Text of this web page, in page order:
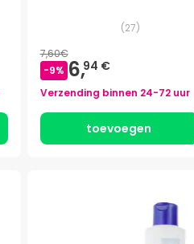
(27)
7,60€
-9% 6,94 €
Verzending binnen 24-72 uur
toevoegen